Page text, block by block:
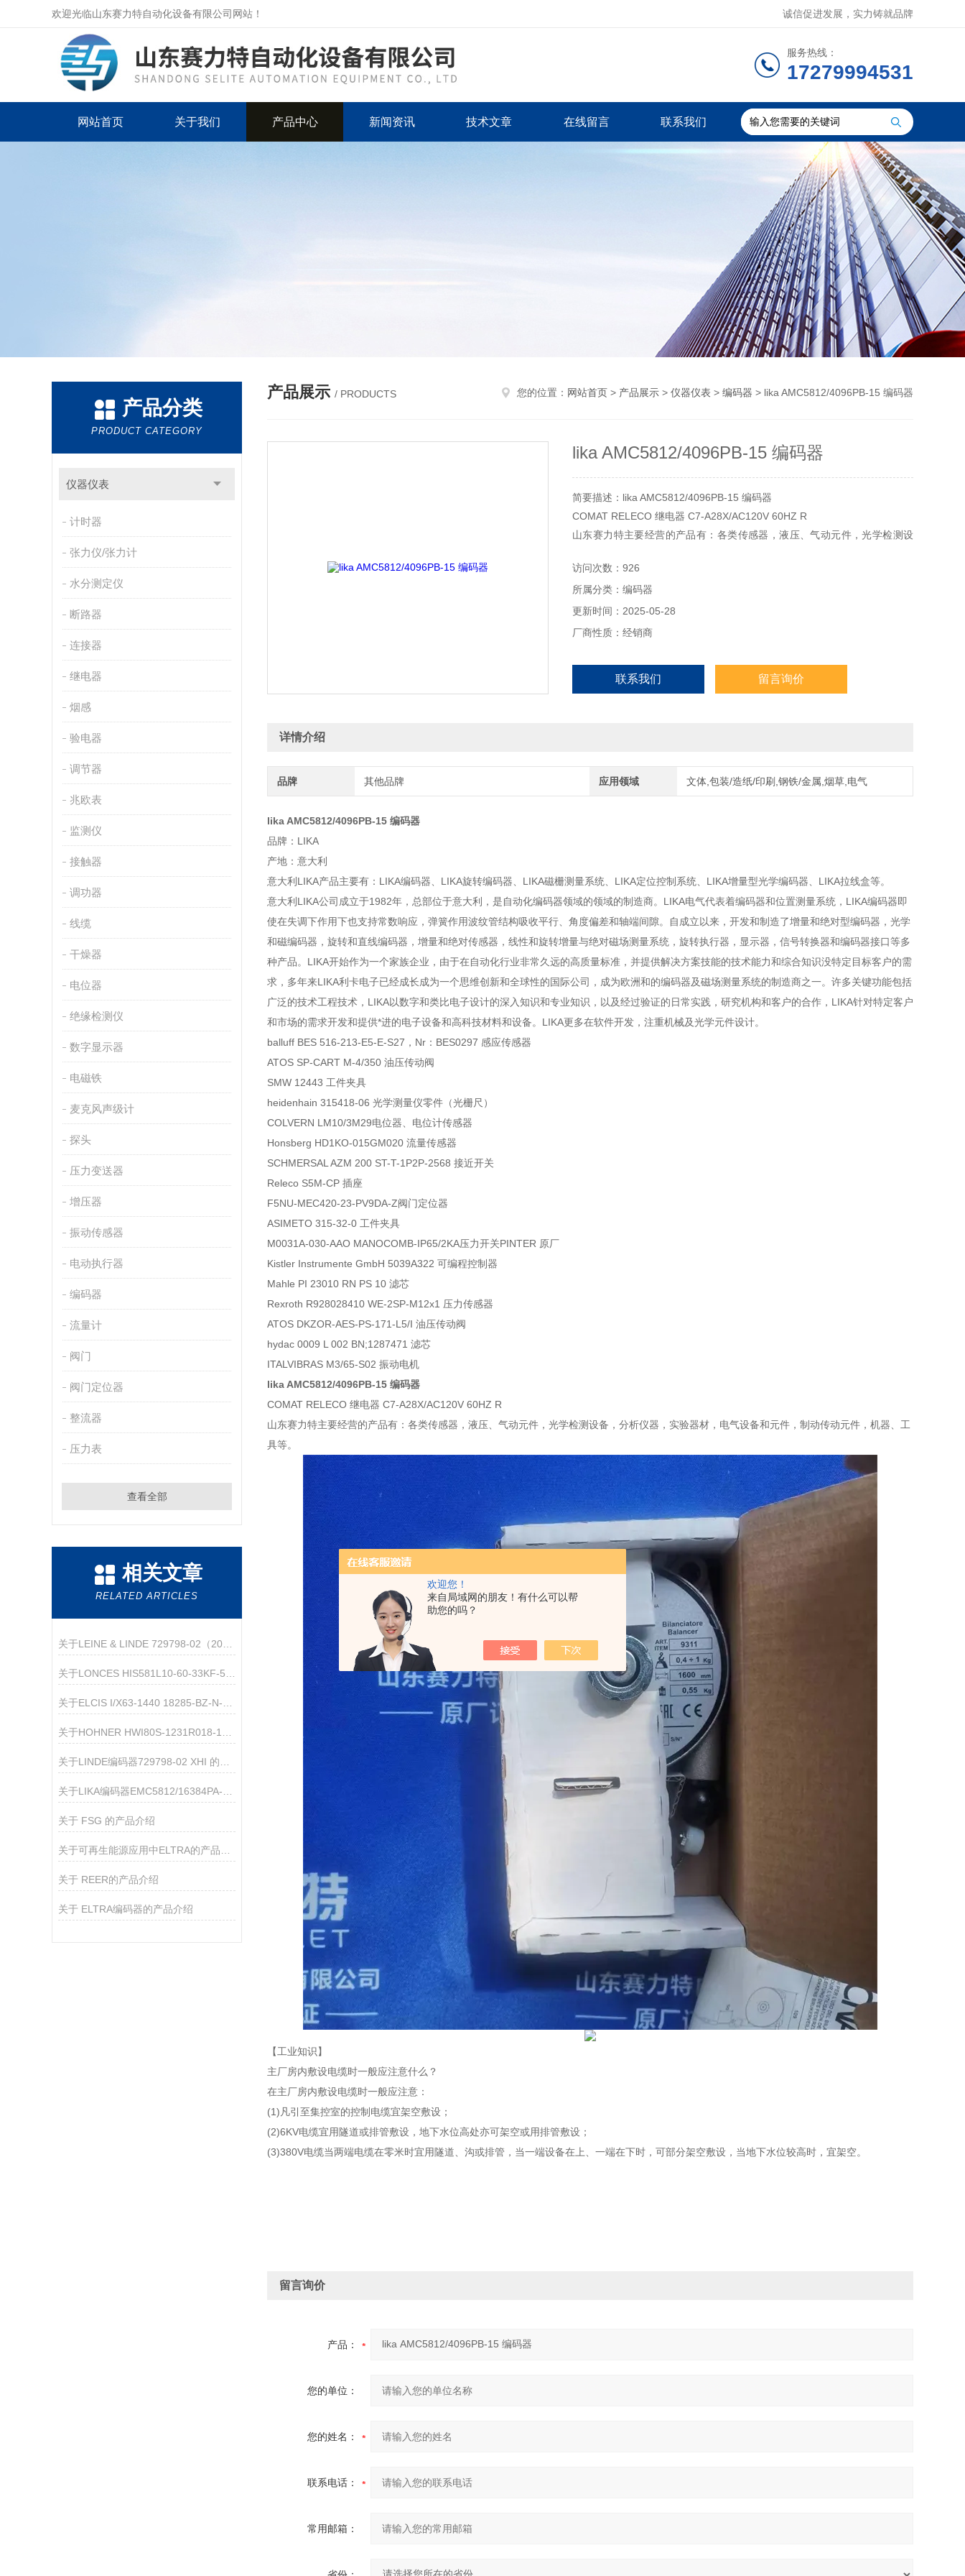
欢迎您！
来自局域网的朋友！有什么可以帮
助您的吗？
欢迎光临山东赛力特自动化设备有限公司网站！ 诚信促进发展，实力铸就品牌
服务热线：
17279994531
网站首页 关于我们 产品中心 新闻资讯 技术文章 在线留言 联系我们
产品分类
PRODUCT CATEGORY
仪器仪表
计时器
张力仪/张力计
水分测定仪
断路器
连接器
继电器
烟感
验电器
调节器
兆欧表
监测仪
接触器
调功器
线缆
干燥器
电位器
绝缘检测仪
数字显示器
电磁铁
麦克风声级计
探头
压力变送器
增压器
振动传感器
电动执行器
编码器
流量计
阀门
阀门定位器
整流器
压力表
查看全部
相关文章
RELATED ARTICLES
关于 FSG 的产品介绍
关于 REER的产品介绍
关于 ELTRA编码器的产品介绍
产品展示 / PRODUCTS 您的位置： 网站首页 > 产品展示 > 仪器仪表 > 编码器 > lika AMC5812/4096PB-15 编码器
lika AMC5812/4096PB-15 编码器
简要描述：lika AMC5812/4096PB-15 编码器
COMAT RELECO 继电器 C7-A28X/AC120V 60HZ R
山东赛力特主要经营的产品有：各类传感器，液压、气动元件，光学检测设
等。
访问次数：926
所属分类：编码器
更新时间：2025-05-28
厂商性质：经销商
联系我们 留言询价
详情介绍
品牌 其他品牌 应用领域 文体,包装/造纸/印刷,钢铁/金属,烟草,电气
lika AMC5812/4096PB-15 编码器
品牌：LIKA
产地：意大利
意大利LIKA产品主要有：LIKA编码器、LIKA旋转编码器、LIKA磁栅测量系统、LIKA定位控制系统、LIKA增量型光学编码器、LIKA拉线盒等。
意大利LIKA公司成立于1982年，总部位于意大利，是自动化编码器领域的领域的制造商。LIKA电气代表着编码器和位置测量系统，LIKA编码器即
使在失调下作用下也支持常数响应，弹簧作用波纹管结构吸收平行、角度偏差和轴端间隙。自成立以来，开发和制造了增量和绝对型编码器，光学
和磁编码器，旋转和直线编码器，增量和绝对传感器，线性和旋转增量与绝对磁场测量系统，旋转执行器，显示器，信号转换器和编码器接口等多
种产品。LIKA开始作为一个家族企业，由于在自动化行业非常久远的高质量标准，并提供解决方案技能的技术能力和综合知识没特定目标客户的需
求，多年来LIKA利卡电子已经成长成为一个思维创新和全球性的国际公司，成为欧洲和的编码器及磁场测量系统的制造商之一。许多关键功能包括
广泛的技术工程技术，LIKA以数字和类比电子设计的深入知识和专业知识，以及经过验证的日常实践，研究机构和客户的合作，LIKA针对特定客户
和市场的需求开发和提供*进的电子设备和高科技材料和设备。LIKA更多在软件开发，注重机械及光学元件设计。
balluff BES 516-213-E5-E-S27，Nr：BES0297 感应传感器
ATOS SP-CART M-4/350 油压传动阀
SMW 12443 工件夹具
heidenhain 315418-06 光学测量仪零件（光栅尺）
COLVERN LM10/3M29电位器、电位计传感器
Honsberg HD1KO-015GM020 流量传感器
SCHMERSAL AZM 200 ST-T-1P2P-2568 接近开关
Releco S5M-CP 插座
F5NU-MEC420-23-PV9DA-Z阀门定位器
ASIMETO 315-32-0 工件夹具
M0031A-030-AAO MANOCOMB-IP65/2KA压力开关PINTER 原厂
Kistler Instrumente GmbH 5039A322 可编程控制器
Mahle PI 23010 RN PS 10 滤芯
Rexroth R928028410 WE-2SP-M12x1 压力传感器
ATOS DKZOR-AES-PS-171-L5/I 油压传动阀
hydac 0009 L 002 BN;1287471 滤芯
ITALVIBRAS M3/65-S02 振动电机
lika AMC5812/4096PB-15 编码器
COMAT RELECO 继电器 C7-A28X/AC120V 60HZ R
山东赛力特主要经营的产品有：各类传感器，液压、气动元件，光学检测设备，分析仪器，实验器材，电气设备和元件，制动传动元件，机器、工
具等。
【工业知识】
主厂房内敷设电缆时一般应注意什么？
在主厂房内敷设电缆时一般应注意：
(1)凡引至集控室的控制电缆宜架空敷设；
(2)6KV电缆宜用隧道或排管敷设，地下水位高处亦可架空或用排管敷设；
(3)380V电缆当两端电缆在零米时宜用隧道、沟或排管，当一端设备在上、一端在下时，可部分架空敷设，当地下水位较高时，宜架空。
留言询价
产品：
您的单位：
您的姓名：
联系电话：
常用邮箱：